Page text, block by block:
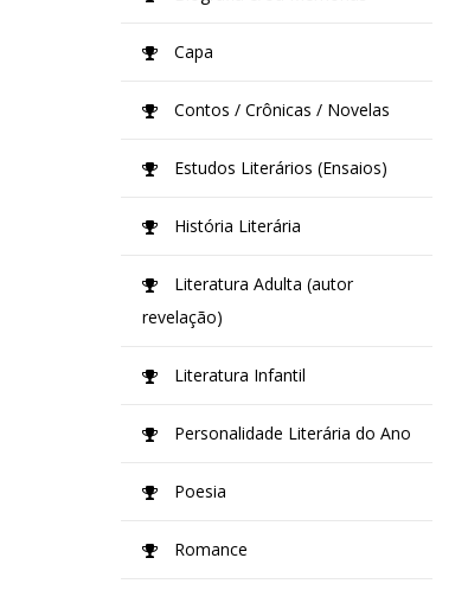
Capa
Contos / Crônicas / Novelas
Estudos Literários (Ensaios)
História Literária
Literatura Adulta (autor
revelação)
Literatura Infantil
Personalidade Literária do Ano
Poesia
Romance